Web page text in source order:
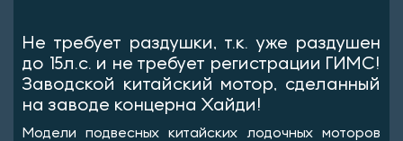
Не требует раздушки, т.к. уже раздушен
до 15л.с. и не требует регистрации ГИМС!
Заводской китайский мотор, сделанный
на заводе концерна Хайди!
Модели подвесных китайских лодочных моторов